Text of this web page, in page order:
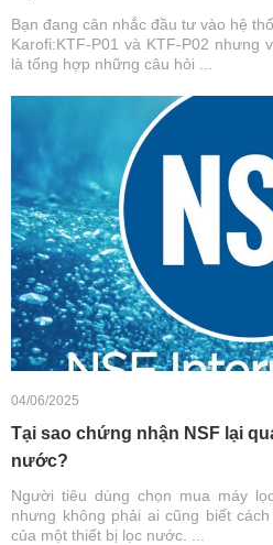
Bạn đang cân nhắc đầu tư vào hệ
Karofi:KTF-P01 và KTF-P02 nhưng
là tổng hợp những câu hỏi ...
04/06/2025
Tại sao chứng nhận NSF lại
nước?
Người tiêu dùng chọn mua máy
nhưng không phải ai cũng biết
của một thiết bị lọc nước. ...